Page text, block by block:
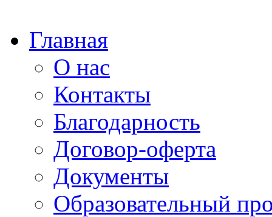
Главная
О нас
Контакты
Благодарность
Договор-оферта
Документы
Образовательный